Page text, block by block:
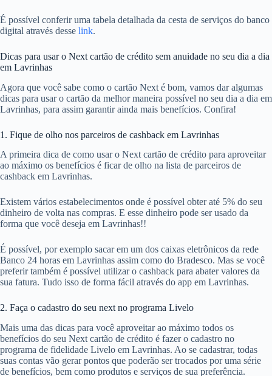
É possível conferir uma tabela detalhada da cesta de serviços do banco
digital através desse link.
Dicas para usar o Next cartão de crédito sem anuidade no seu dia a dia
em Lavrinhas
Agora que você sabe como o cartão Next é bom, vamos dar algumas
dicas para usar o cartão da melhor maneira possível no seu dia a dia em
Lavrinhas, para assim garantir ainda mais benefícios. Confira!
1. Fique de olho nos parceiros de cashback em Lavrinhas
A primeira dica de como usar o Next cartão de crédito para aproveitar
ao máximo os benefícios é ficar de olho na lista de parceiros de
cashback em Lavrinhas.
Existem vários estabelecimentos onde é possível obter até 5% do seu
dinheiro de volta nas compras. E esse dinheiro pode ser usado da
forma que você deseja em Lavrinhas!!
É possível, por exemplo sacar em um dos caixas eletrônicos da rede
Banco 24 horas em Lavrinhas assim como do Bradesco. Mas se você
preferir também é possível utilizar o cashback para abater valores da
sua fatura. Tudo isso de forma fácil através do app em Lavrinhas.
2. Faça o cadastro do seu next no programa Livelo
Mais uma das dicas para você aproveitar ao máximo todos os
benefícios do seu Next cartão de crédito é fazer o cadastro no
programa de fidelidade Livelo em Lavrinhas. Ao se cadastrar, todas
suas contas vão gerar pontos que poderão ser trocados por uma série
de benefícios, bem como produtos e serviços de sua preferência.